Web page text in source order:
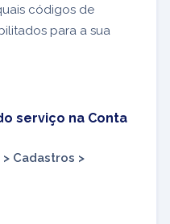
códigos de
para a sua
serviço na Conta
Cadastros >